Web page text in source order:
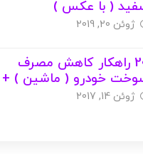
( با عکس )
ژوئن 20, 2019
20 راهکار کاهش مصرف
خودرو ( ماشین ) +
ژوئن 14, 2017